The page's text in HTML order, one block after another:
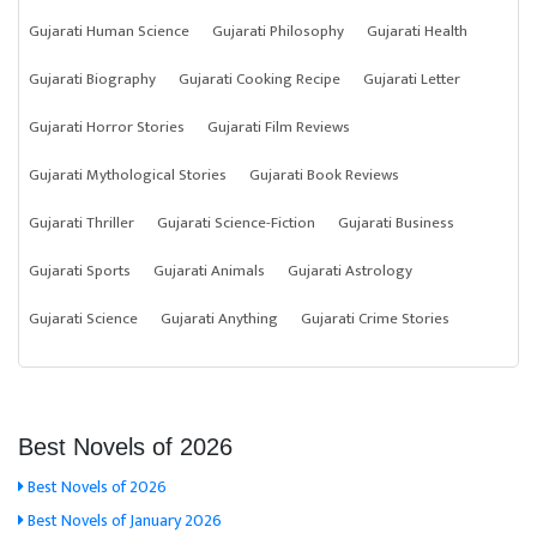
Gujarati Human Science
Gujarati Philosophy
Gujarati Health
Gujarati Biography
Gujarati Cooking Recipe
Gujarati Letter
Gujarati Horror Stories
Gujarati Film Reviews
Gujarati Mythological Stories
Gujarati Book Reviews
Gujarati Thriller
Gujarati Science-Fiction
Gujarati Business
Gujarati Sports
Gujarati Animals
Gujarati Astrology
Gujarati Science
Gujarati Anything Gujarati Crime Stories
Best Novels of 2026
Best Novels of 2026
Best Novels of January 2026